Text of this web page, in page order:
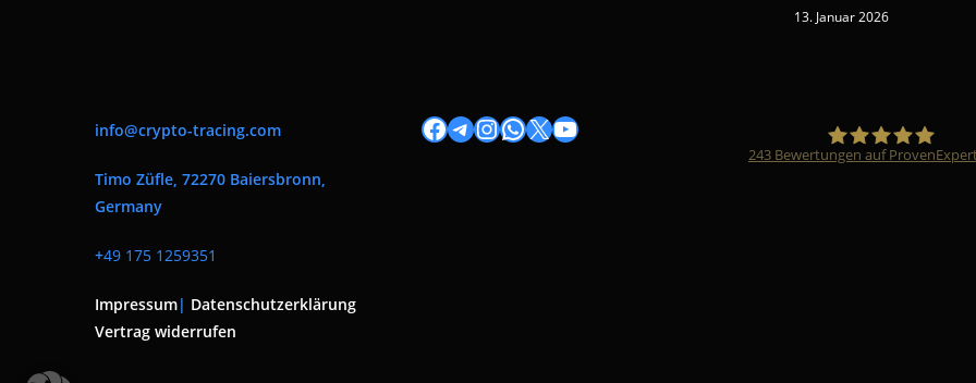
13. Januar 2026
info@crypto-tracing.com
Timo Züfle, 72270 Baiersbronn,
Germany
+49 175 1259351
Impressum| Datenschutzerklärung
Vertrag widerrufen
Facebook
Telegram
Instagram
WhatsApp
X YouTube
243 Bewertungen auf